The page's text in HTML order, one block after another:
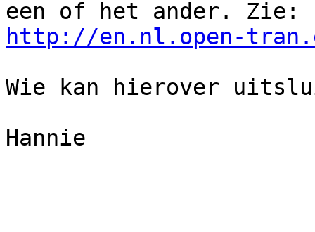
http://en.nl.open-
Wie kan hierover
Hannie